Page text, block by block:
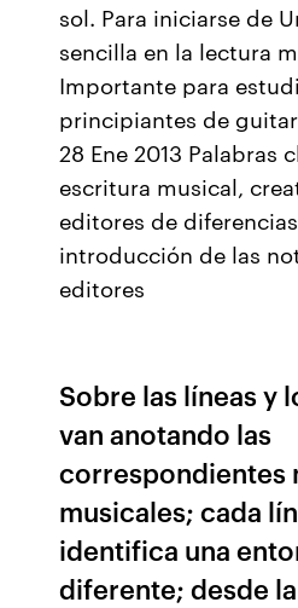
sol. Para iniciarse de
sencilla en la lectura
Importante para
principiantes de
28 Ene 2013 Palabras
escritura musical,
editores de
introducción de las
editores
Sobre las líneas y
van anotando las
correspondientes
musicales; cada
identifica una
diferente; desde